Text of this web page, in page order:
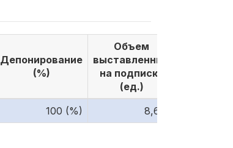
Депонирование
(%)
Объем
выставленных
на подписку
(ед.)
100 (%) 8,610